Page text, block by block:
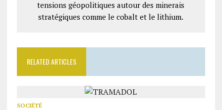
tensions géopolitiques autour des minerais
stratégiques comme le cobalt et le lithium.
RELATED ARTICLES
SOCIÉTÉ